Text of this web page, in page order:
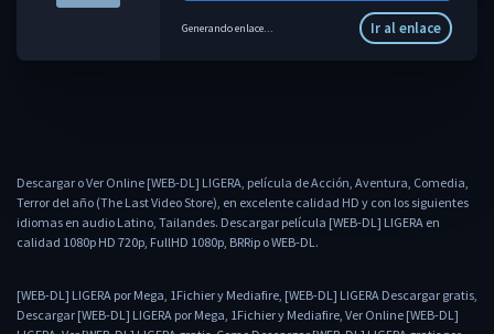
Generando enlace... Ir al enlace
Descargar o Ver Online [WEB-DL] LIGERA, película de Acción, Aventura, Comedia,
Terror del año (The Last Video Store), en excelente calidad HD y con los siguientes
idiomas en audio Latino, Tailandes. Descargar película [WEB-DL] LIGERA en
calidad 1080p HD 720p, FullHD 1080p, BRRip o WEB-DL.
[WEB-DL] LIGERA por Mega, 1Fichier y Mediafire, [WEB-DL] LIGERA Descargar gratis,
Descargar [WEB-DL] LIGERA por Mega, 1Fichier y Mediafire, Ver Online [WEB-DL]